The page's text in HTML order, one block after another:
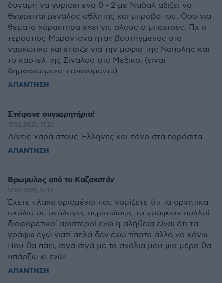
δυναμη να γυρισει ενα 0 - 2 με Ναδαλ αξιζει να
θεωρειται μεγαλος αθλητης και μπραβο του. Οσο για
θεματα χαρακτηρα εχει για ολους ο μπαχτσες. Πχ ο
τεραστιος Μαραντονα ηταν βουτηγμενος στα
ναρκωτικα και επαιζε για την μαφια της Ναπολης και
το καρτελ της Σιναλοα στο Μεξικο. (ειναι
δημοσιευμενα ντοκουμεντα).
ΑΠΑΝΤΗΣΗ
Στέφανε συγχαρητήρια!
17.02.2021, 17:21
Δίνεις χαρά στους Έλληνες και πόνο στα παράσιτα.
ΑΠΑΝΤΗΣΗ
Βρωμυλος από το Καζαχστάν
17.02.2021, 17:17
Έχετε πλάκα ορισμένοι που νομίζετε ότι τα αρνητικά
σχόλια σε ανάλογες περιπτώσεις τα γράφουν πολλοί
διαφορετικοί αριστεροί ενώ η αλήθεια είναι ότι τα
γράφω εγώ γιατί απλά δεν έχω τίποτα άλλο να κάνω.
Που θα πάει, σιγά σιγά με τα σχόλια μου μια μέρα θα
υπάρξω κι εγώ!
ΑΠΑΝΤΗΣΗ